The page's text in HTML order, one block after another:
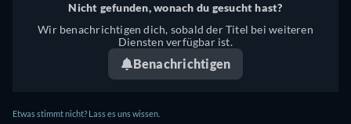
Nicht gefunden, wonach du gesucht hast?
Wir benachrichtigen dich, sobald der Titel bei weiteren
Diensten verfügbar ist.
Benachrichtigen
Etwas stimmt nicht? Lass es uns wissen.